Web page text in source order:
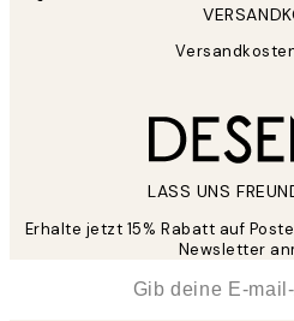
LASS UNS
Erhalte jetzt 15% Rabatt auf
Newsletter